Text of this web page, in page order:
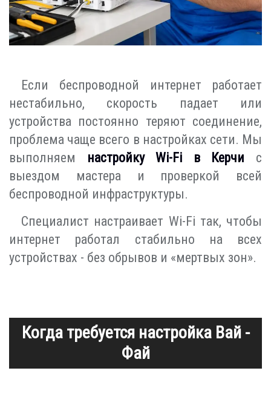
Если беспроводной интернет работает
нестабильно, скорость падает или
устройства постоянно теряют соединение,
проблема чаще всего в настройках сети. Мы
выполняем настройку Wi-Fi в Керчи с
выездом мастера и проверкой всей
беспроводной инфраструктуры.
Специалист настраивает Wi-Fi так, чтобы
интернет работал стабильно на всех
устройствах - без обрывов и «мертвых зон».
Когда требуется настройка Вай -
Фай